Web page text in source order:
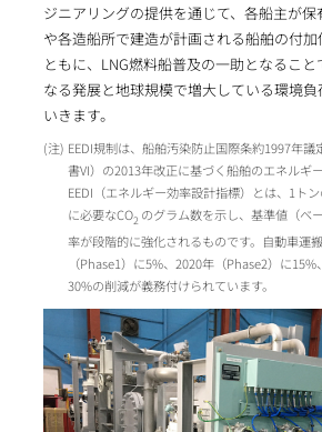
ジニアリングの提供を通じて、各船主が
や各造船所で建造が計画される船舶の付
ともに、LNG燃料船普及の一助となること
なる発展と地球規模で増大している環境
いきます。
EEDI規制は、船舶汚染防止国際条約1997年議
書VI）の2013年改正に基づく船舶のエネルギ
EEDI（エネルギー効率設計指標）とは、1ト
に必要なCO2 のグラム数を示し、基準値（ベ
率が段階的に強化されるものです。自動車運
（Phase1）に5%、2020年（Phase2）に
30%の削減が義務付けられています。